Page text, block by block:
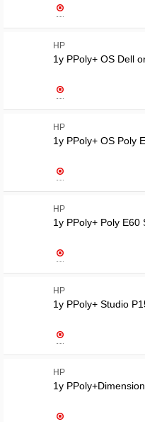
HP
1y PPoly+ OS Dell
HP
1y PPoly+ OS Poly
HP
1y PPoly+ Poly E60
HP
1y PPoly+ Studio
HP
1y